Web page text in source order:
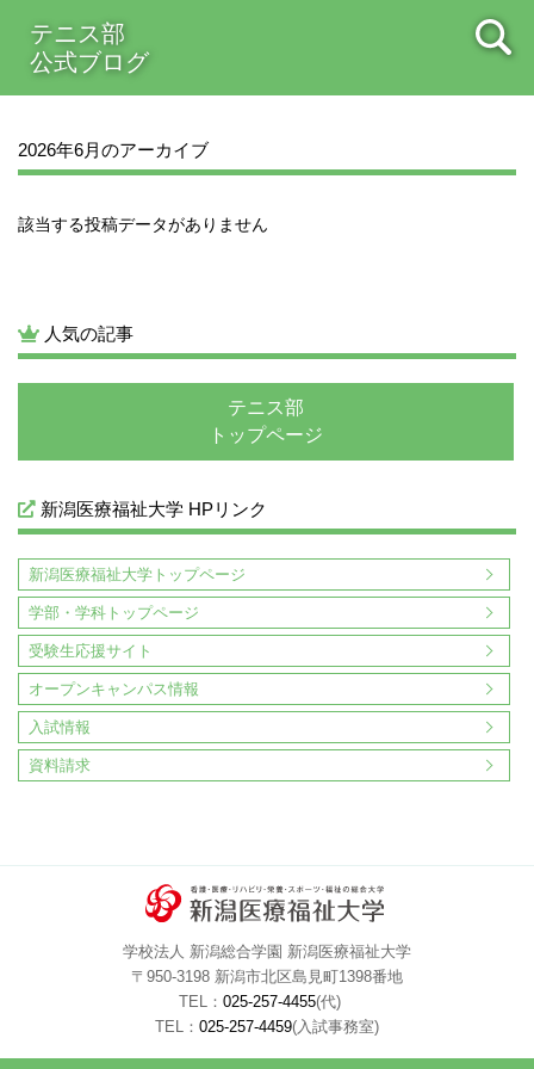
テニス部
公式ブログ
2026年6月のアーカイブ
該当する投稿データがありません
人気の記事
2021年08月
テニス部
トップページ
新潟医療福祉大学 HPリンク
新潟医療福祉大学トップページ
学部・学科トップページ
受験生応援サイト
オープンキャンパス情報
入試情報
資料請求
学校法人 新潟総合学園 新潟医療福祉大学
〒950-3198 新潟市北区島見町1398番地
TEL： 025-257-4455(代)
TEL： 025-257-4459(入試事務室)